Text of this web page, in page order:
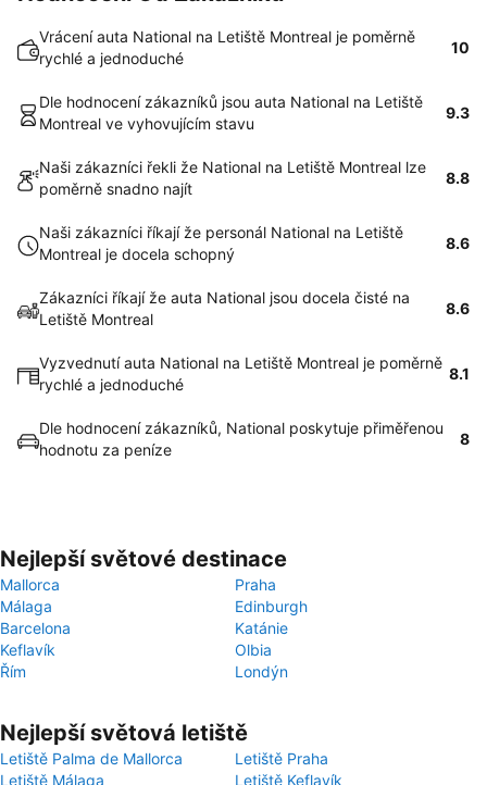
Vrácení auta National na Letiště Montreal je poměrně
rychlé a jednoduché
10
Dle hodnocení zákazníků jsou auta National na Letiště
Montreal ve vyhovujícím stavu
9.3
Naši zákazníci řekli že National na Letiště Montreal lze
poměrně snadno najít
8.8
Naši zákazníci říkají že personál National na Letiště
Montreal je docela schopný
8.6
Zákazníci říkají že auta National jsou docela čisté na
Letiště Montreal
8.6
Vyzvednutí auta National na Letiště Montreal je poměrně
rychlé a jednoduché
8.1
Dle hodnocení zákazníků, National poskytuje přiměřenou
hodnotu za peníze
8
Nejlepší světové destinace
Mallorca
Praha
Málaga
Edinburgh
Barcelona
Katánie
Keflavík
Olbia
Řím
Londýn
Nejlepší světová letiště
Letiště Palma de Mallorca
Letiště Praha
Letiště Málaga
Letiště Keflavík